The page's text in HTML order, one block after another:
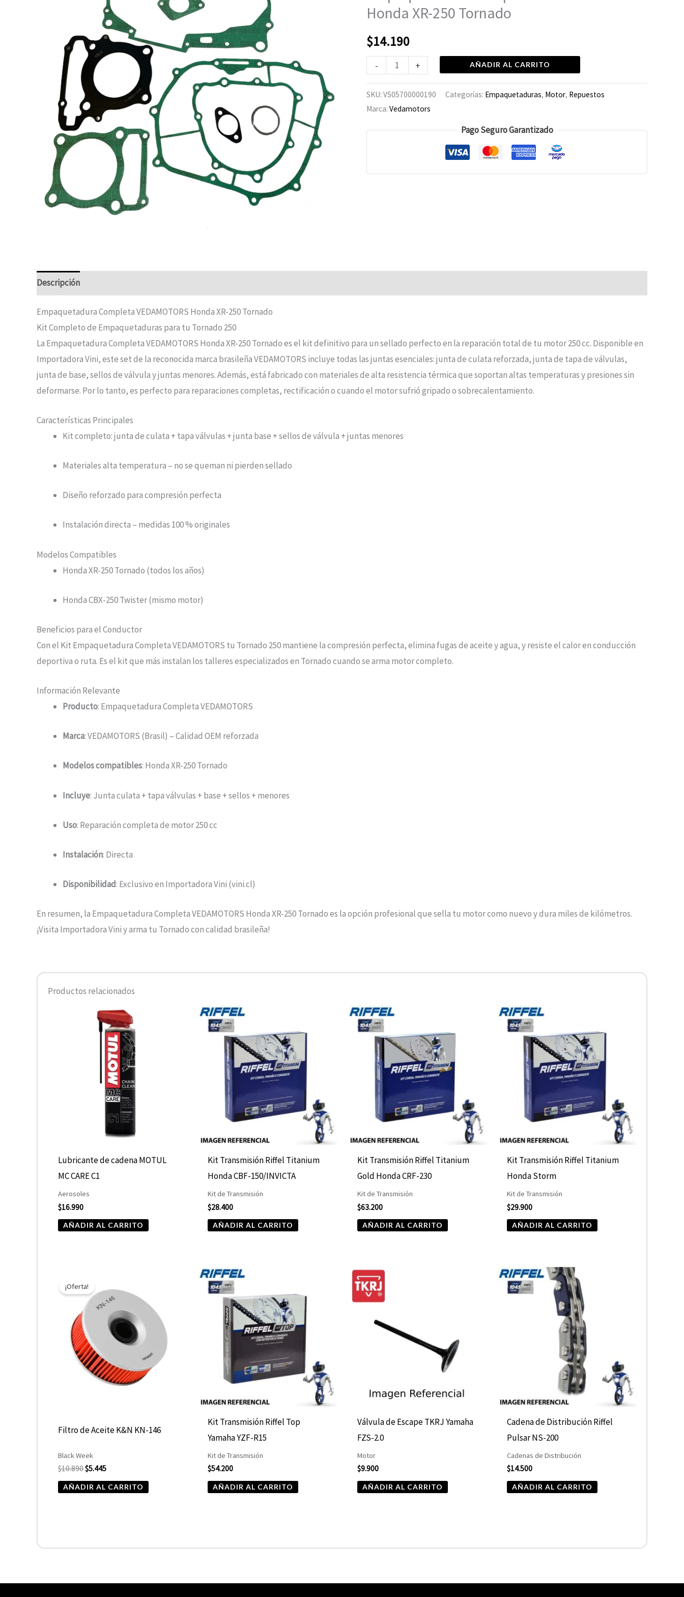
Honda XR-250 Tornado
$14.190
-
250
cantidad
+ AÑADIR AL CARRITO
SKU: VS05700000190 Categorías: Empaquetaduras, Motor, Repuestos
Marca: Vedamotors
Pago Seguro Garantizado
Descripción
Empaquetadura Completa VEDAMOTORS Honda XR-250 Tornado
Kit Completo de Empaquetaduras para tu Tornado 250
La Empaquetadura Completa VEDAMOTORS Honda XR-250 Tornado es el kit definitivo para un sellado perfecto en la reparación total de tu motor 250 cc. Disponible en
Importadora Vini, este set de la reconocida marca brasileña VEDAMOTORS incluye todas las juntas esenciales: junta de culata reforzada, junta de tapa de válvulas,
junta de base, sellos de válvula y juntas menores. Además, está fabricado con materiales de alta resistencia térmica que soportan altas temperaturas y presiones sin
deformarse. Por lo tanto, es perfecto para reparaciones completas, rectificación o cuando el motor sufrió gripado o sobrecalentamiento.
Características Principales
Kit completo: junta de culata + tapa válvulas + junta base + sellos de válvula + juntas menores
Materiales alta temperatura – no se queman ni pierden sellado
Diseño reforzado para compresión perfecta
Instalación directa – medidas 100 % originales
Modelos Compatibles
Honda XR-250 Tornado (todos los años)
Honda CBX-250 Twister (mismo motor)
Beneficios para el Conductor
Con el Kit Empaquetadura Completa VEDAMOTORS tu Tornado 250 mantiene la compresión perfecta, elimina fugas de aceite y agua, y resiste el calor en conducción
deportiva o ruta. Es el kit que más instalan los talleres especializados en Tornado cuando se arma motor completo.
Información Relevante
Producto: Empaquetadura Completa VEDAMOTORS
Marca: VEDAMOTORS (Brasil) – Calidad OEM reforzada
Modelos compatibles: Honda XR-250 Tornado
Incluye: Junta culata + tapa válvulas + base + sellos + menores
Uso: Reparación completa de motor 250 cc
Instalación: Directa
Disponibilidad: Exclusivo en Importadora Vini (vini.cl)
En resumen, la Empaquetadura Completa VEDAMOTORS Honda XR-250 Tornado es la opción profesional que sella tu motor como nuevo y dura miles de kilómetros.
¡Visita Importadora Vini y arma tu Tornado con calidad brasileña!
Productos relacionados
Lubricante de cadena MOTUL
MC CARE C1
Aerosoles
$16.990
AÑADIR AL CARRITO
Kit Transmisión Riffel Titanium
Honda CBF-150/INVICTA
Kit de Transmisión
$28.400
AÑADIR AL CARRITO
Kit Transmisión Riffel Titanium
Gold Honda CRF-230
Kit de Transmisión
$63.200
AÑADIR AL CARRITO
Kit Transmisión Riffel Titanium
Honda Storm
Kit de Transmisión
$29.900
AÑADIR AL CARRITO
¡Oferta!
Filtro de Aceite K&N KN-146
Black Week
$10.890
original
era:
$10.890.
$5.445
actual
es:
$5.445.
AÑADIR AL CARRITO
Kit Transmisión Riffel Top
Yamaha YZF-R15
Kit de Transmisión
$54.200
AÑADIR AL CARRITO
Válvula de Escape TKRJ Yamaha
FZS-2.0
Motor
$9.900
AÑADIR AL CARRITO
Cadena de Distribución Riffel
Pulsar NS-200
Cadenas de Distribución
$14.500
AÑADIR AL CARRITO